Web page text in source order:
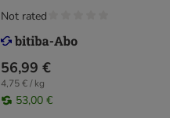
56,99 €
4,75 € / kg
53,00 €
Not rated